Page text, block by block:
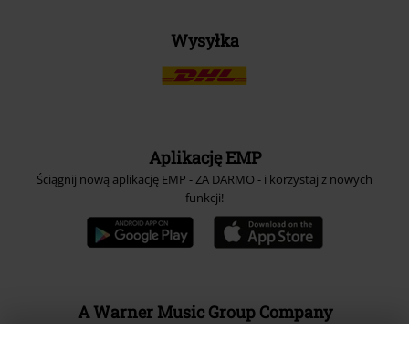
Wysyłka
Aplikację EMP
Ściągnij nową aplikację EMP - ZA DARMO - i korzystaj z nowych
funkcji!
A Warner Music Group Company